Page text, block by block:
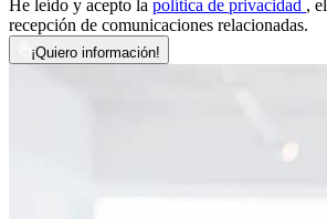
He leído y acepto la política de privacidad , el
recepción de comunicaciones relacionadas.
¡Quiero información!